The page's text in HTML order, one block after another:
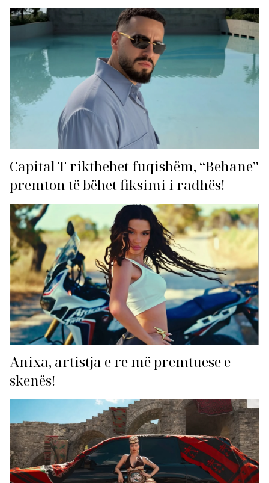
Capital T rikthehet fuqishëm, “Behane”
premton të bëhet fiksimi i radhës!
Anixa, artistja e re më premtuese e
skenës!